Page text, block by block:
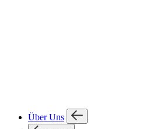
Über Uns